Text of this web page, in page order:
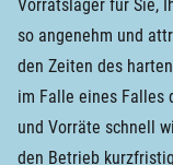
Vorratslager für Sie,
so angenehm und
den Zeiten des
im Falle eines Falles
und Vorräte schnell
den Betrieb